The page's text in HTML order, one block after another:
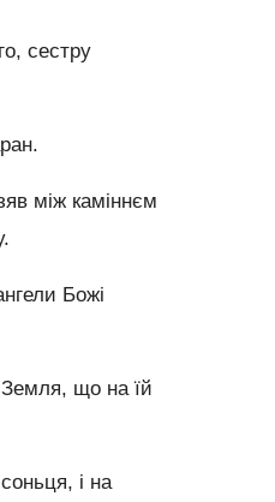
сестру
між каміннєм
Божі
Земля, що на їй
і на